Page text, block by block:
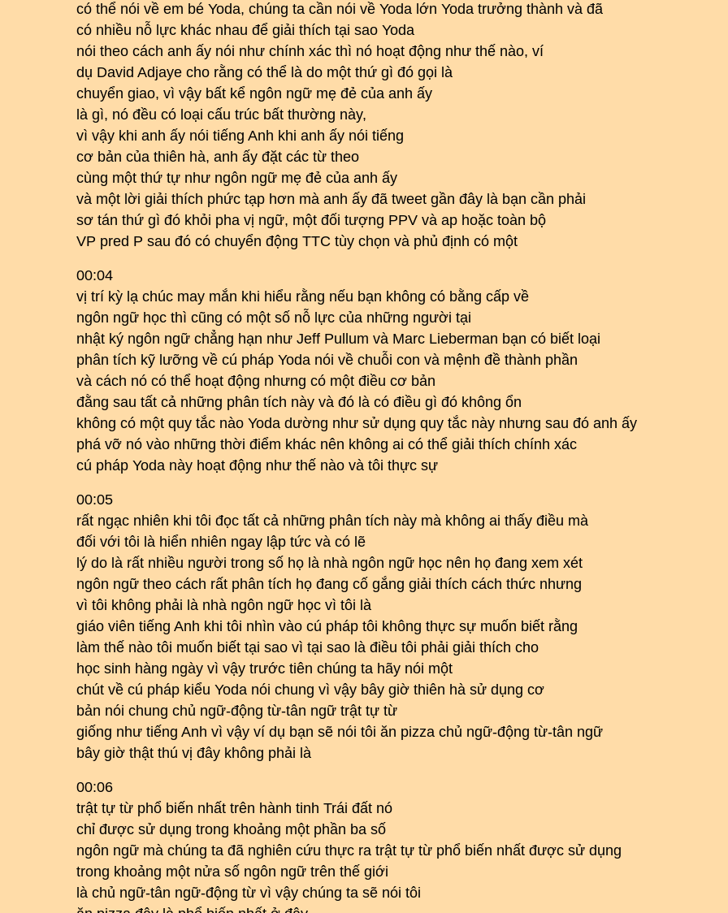
có thể nói về em bé Yoda, chúng ta cần nói về Yoda lớn Yoda trưởng thành và đã
có nhiều nỗ lực khác nhau để giải thích tại sao Yoda
nói theo cách anh ấy nói như chính xác thì nó hoạt động như thế nào, ví
dụ David Adjaye cho rằng có thể là do một thứ gì đó gọi là
chuyển giao, vì vậy bất kể ngôn ngữ mẹ đẻ của anh ấy
là gì, nó đều có loại cấu trúc bất thường này,
vì vậy khi anh ấy nói tiếng Anh khi anh ấy nói tiếng
cơ bản của thiên hà, anh ấy đặt các từ theo
cùng một thứ tự như ngôn ngữ mẹ đẻ của anh ấy
và một lời giải thích phức tạp hơn mà anh ấy đã tweet gần đây là bạn cần phải
sơ tán thứ gì đó khỏi pha vị ngữ, một đối tượng PPV và ap hoặc toàn bộ
VP pred P sau đó có chuyển động TTC tùy chọn và phủ định có một
00:04
vị trí kỳ lạ chúc may mắn khi hiểu rằng nếu bạn không có bằng cấp về
ngôn ngữ học thì cũng có một số nỗ lực của những người tại
nhật ký ngôn ngữ chẳng hạn như Jeff Pullum và Marc Lieberman bạn có biết loại
phân tích kỹ lưỡng về cú pháp Yoda nói về chuỗi con và mệnh đề thành phần
và cách nó có thể hoạt động nhưng có một điều cơ bản
đằng sau tất cả những phân tích này và đó là có điều gì đó không ổn
không có một quy tắc nào Yoda dường như sử dụng quy tắc này nhưng sau đó anh ấy
phá vỡ nó vào những thời điểm khác nên không ai có thể giải thích chính xác
cú pháp Yoda này hoạt động như thế nào và tôi thực sự
00:05
rất ngạc nhiên khi tôi đọc tất cả những phân tích này mà không ai thấy điều mà
đối với tôi là hiển nhiên ngay lập tức và có lẽ
lý do là rất nhiều người trong số họ là nhà ngôn ngữ học nên họ đang xem xét
ngôn ngữ theo cách rất phân tích họ đang cố gắng giải thích cách thức nhưng
vì tôi không phải là nhà ngôn ngữ học vì tôi là
giáo viên tiếng Anh khi tôi nhìn vào cú pháp tôi không thực sự muốn biết rằng
làm thế nào tôi muốn biết tại sao vì tại sao là điều tôi phải giải thích cho
học sinh hàng ngày vì vậy trước tiên chúng ta hãy nói một
chút về cú pháp kiểu Yoda nói chung vì vậy bây giờ thiên hà sử dụng cơ
bản nói chung chủ ngữ-động từ-tân ngữ trật tự từ
giống như tiếng Anh vì vậy ví dụ bạn sẽ nói tôi ăn pizza chủ ngữ-động từ-tân ngữ
bây giờ thật thú vị đây không phải là
00:06
trật tự từ phổ biến nhất trên hành tinh Trái đất nó
chỉ được sử dụng trong khoảng một phần ba số
ngôn ngữ mà chúng ta đã nghiên cứu thực ra trật tự từ phổ biến nhất được sử dụng
trong khoảng một nửa số ngôn ngữ trên thế giới
là chủ ngữ-tân ngữ-động từ vì vậy chúng ta sẽ nói tôi